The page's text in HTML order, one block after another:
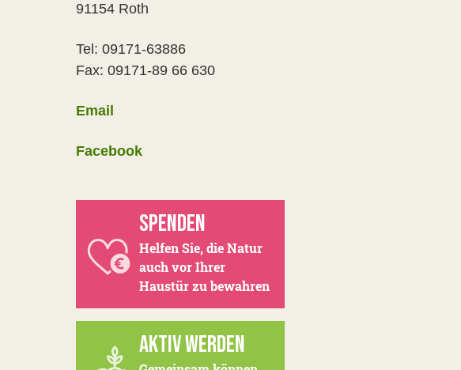
91154 Roth
Tel: 09171-63886
Fax: 09171-89 66 630
Email
Facebook
SPENDEN
Helfen Sie, die Natur
auch vor Ihrer
Haustür zu bewahren
AKTIV WERDEN